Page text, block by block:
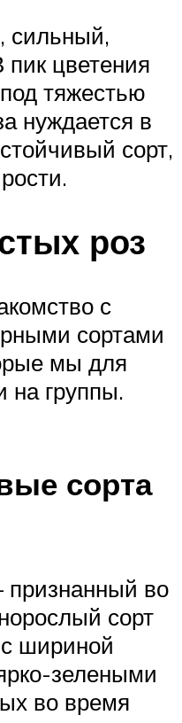
сильный,
цветения
тяжестью
нуждается в
сорт,
роз
с
сортами
мы для
на группы.
сорта
во
сорт
шириной
зелеными
во время